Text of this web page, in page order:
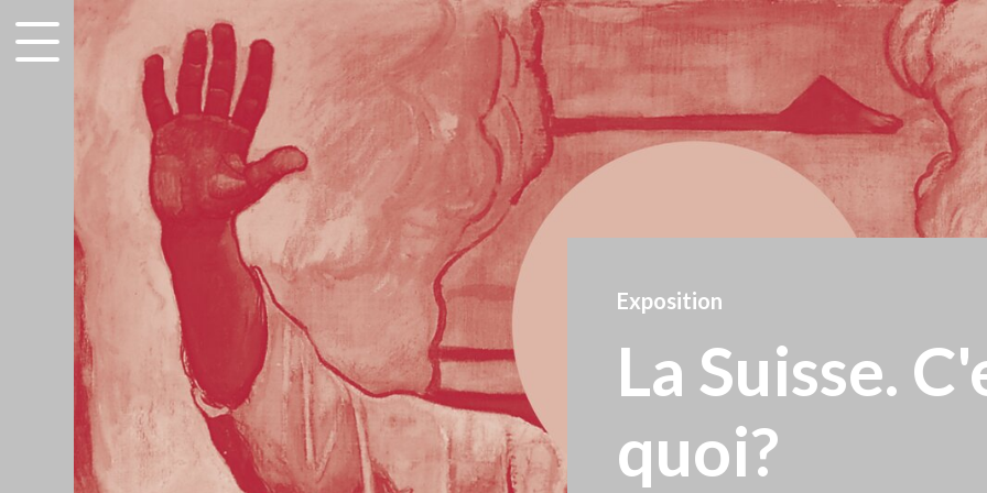
accessibility.menu
La Suisse.
quoi?
Exposition